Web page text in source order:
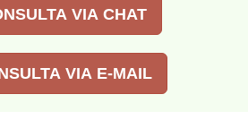
VIA CHAT
VIA E-MAIL